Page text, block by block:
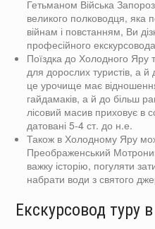
Гетьманом Війська
великого полководця, яка
війнам і повстанням, Ви
професійного
Поїздка до Холодного Яру
для дорослих туристів, а й
це урочище має
гайдамаків, а й до більш
лісовий масив приховує в
датовані 5-4 ст. до н.е.
Також в Холодному Яру
Преображенський
важку історію, погуляти
набрати води з святого
Екскурсовод туру